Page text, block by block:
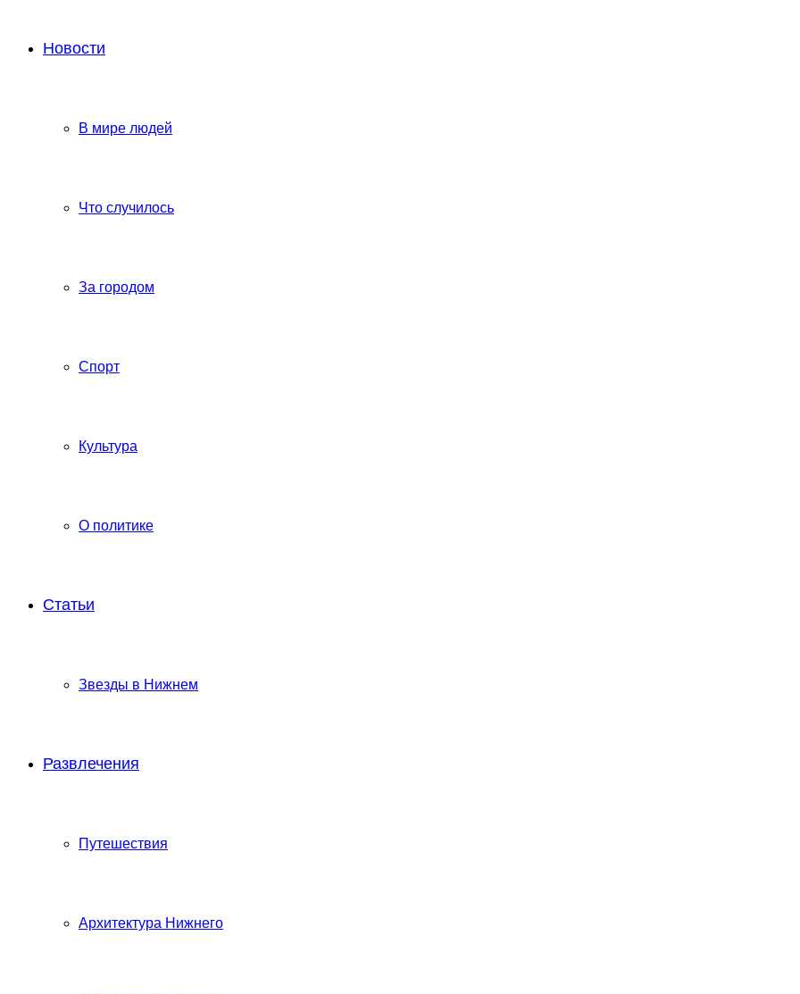
Новости
В мире людей
Что случилось
За городом
Спорт
Культура
О политике
Статьи
Звезды в Нижнем
Развлечения
Путешествия
Архитектура Нижнего